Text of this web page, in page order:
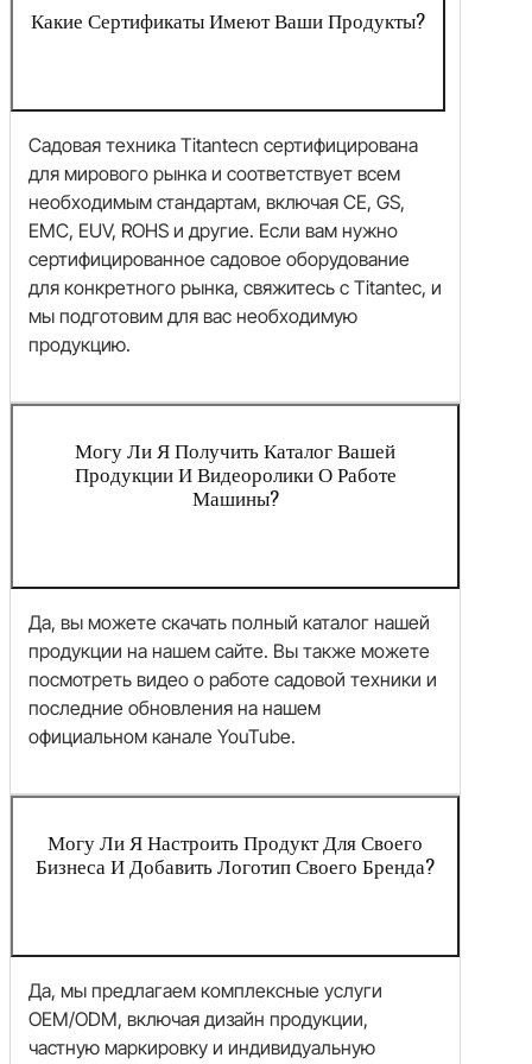
Какие Сертификаты Имеют Ваши Продукты?
Садовая техника Titantecn сертифицирована
для мирового рынка и соответствует всем
необходимым стандартам, включая CE, GS,
EMC, EUV, ROHS и другие. Если вам нужно
сертифицированное садовое оборудование
для конкретного рынка, свяжитесь с Titantec, и
мы подготовим для вас необходимую
продукцию.
Могу Ли Я Получить Каталог Вашей
Продукции И Видеоролики О Работе
Машины?
Да, вы можете скачать полный каталог нашей
продукции на нашем сайте. Вы также можете
посмотреть видео о работе садовой техники и
последние обновления на нашем
официальном канале YouTube.
Могу Ли Я Настроить Продукт Для Своего
Бизнеса И Добавить Логотип Своего Бренда?
Да, мы предлагаем комплексные услуги
OEM/ODM, включая дизайн продукции,
частную маркировку и индивидуальную